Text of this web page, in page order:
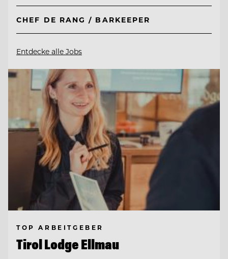
CHEF DE RANG / BARKEEPER
Entdecke alle Jobs
TOP ARBEITGEBER
Tirol Lodge Ellmau